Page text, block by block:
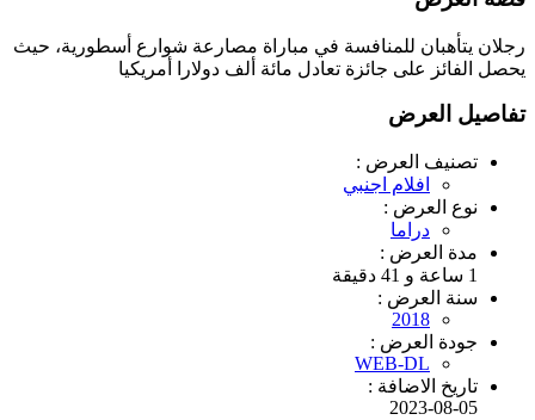
رجلان يتأهبان للمنافسة في مباراة مصارعة شوارع أسطورية، حيث
يحصل الفائز على جائزة تعادل مائة ألف دولارا أمريكيا
تفاصيل العرض
تصنيف العرض :
افلام اجنبي
نوع العرض :
دراما
مدة العرض :
1 ساعة و 41 دقيقة
سنة العرض :
2018
جودة العرض :
WEB-DL
تاريخ الاضافة :
2023-08-05